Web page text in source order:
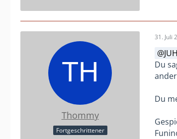
Thommy
Fortgeschrittener
31. Juli
Du
Du